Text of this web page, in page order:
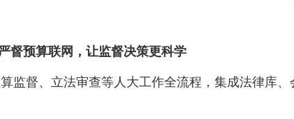
督预算联网，让监督决策更科学
监督、立法审查等人大工作全流程，集成法律库